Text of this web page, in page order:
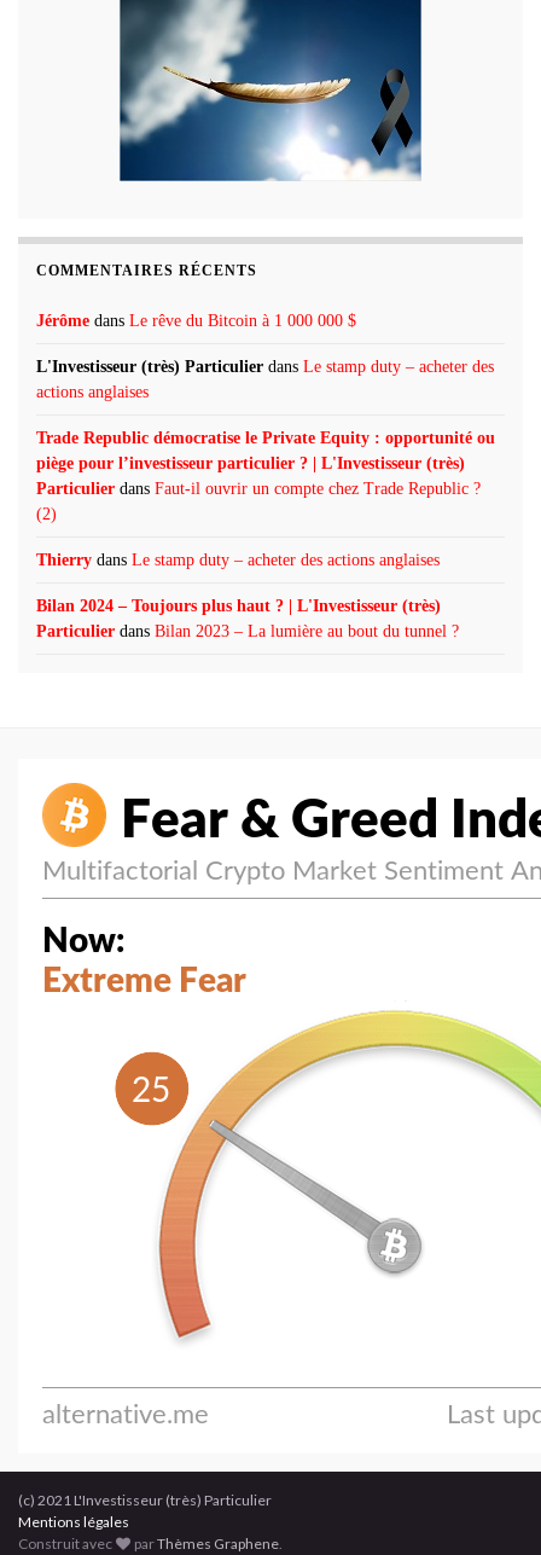
COMMENTAIRES RÉCENTS
Jérôme dans Le rêve du Bitcoin à 1 000 000 $
L'Investisseur (très) Particulier dans Le stamp duty – acheter des
actions anglaises
Trade Republic démocratise le Private Equity : opportunité ou
piège pour l’investisseur particulier ? | L'Investisseur (très)
Particulier dans Faut-il ouvrir un compte chez Trade Republic ?
(2)
Thierry dans Le stamp duty – acheter des actions anglaises
Bilan 2024 – Toujours plus haut ? | L'Investisseur (très)
Particulier dans Bilan 2023 – La lumière au bout du tunnel ?
(c) 2021 L'Investisseur (très) Particulier
Mentions légales
Construit avec
parThèmes Graphene.